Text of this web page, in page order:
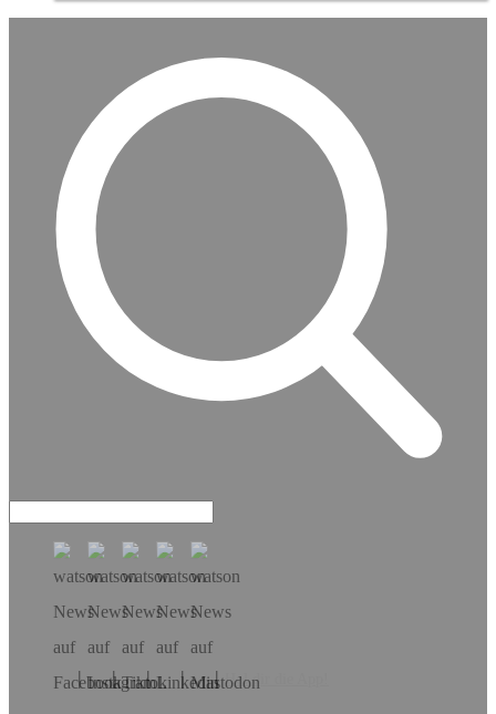
Hol dir die App!